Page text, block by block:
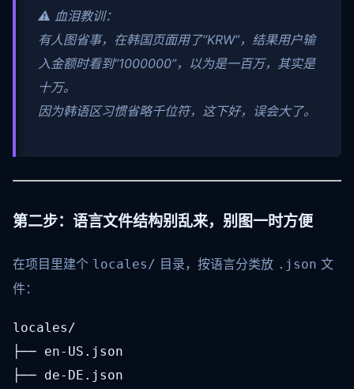
⚠️ 血泪教训：
有人图省事，在韩国页面用了“KRW”，结果用户输
入金额时看到“1000000”，以为是一百万，其实是
十万。
因为韩语区习惯省略千位符，这下好，误会大了。
第二步：语言文件结构别乱来，别图一时方便
在项目里建个 locales/ 目录，按语言分类放 .json 文
件：
locales/
├── en-US.json
├── de-DE.json